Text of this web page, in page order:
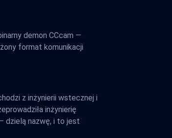
demon CCcam —
format komunikacji
z inżynierii wstecznej i
inżynierię
dzielą nazwę, i to jest